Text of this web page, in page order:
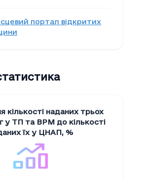
портал відкритих
кількості наданих трьох
у ТП та ВРМ до кількості
їх у ЦНАП, %